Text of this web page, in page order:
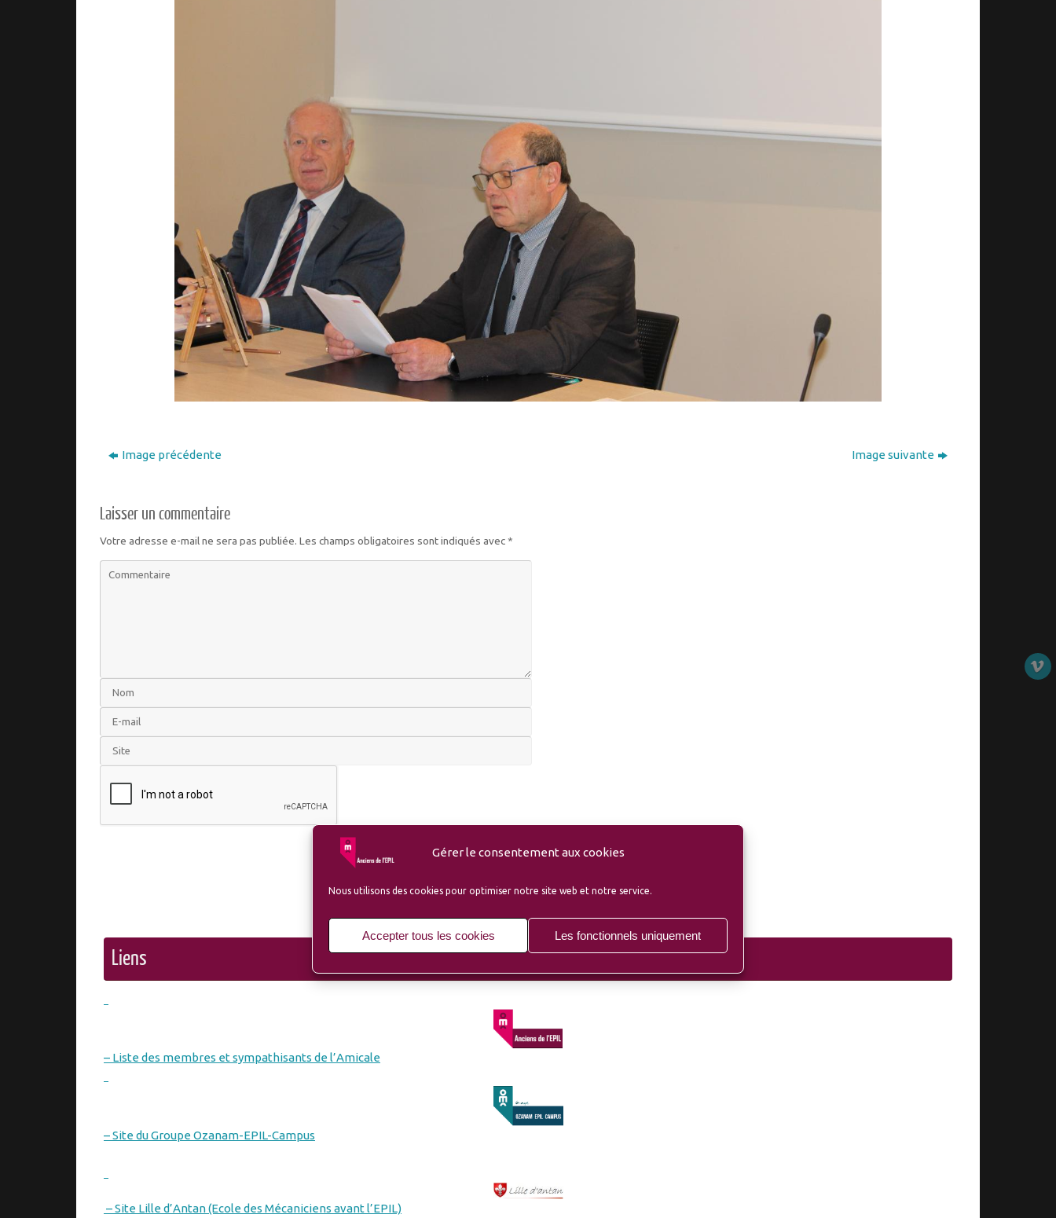
Gérer le consentement aux cookies
Nous utilisons des cookies pour optimiser notre site web et notre service.
Accepter tous les cookies Les fonctionnels uniquement
Image précédente Image suivante
Laisser un commentaire
Votre adresse e-mail ne sera pas publiée. Les champs obligatoires sont indiqués avec *
Liens
– Liste des membres et sympathisants de l’Amicale
– Site du Groupe Ozanam-EPIL-Campus
– Site Lille d’Antan (Ecole des Mécaniciens avant l’EPIL)